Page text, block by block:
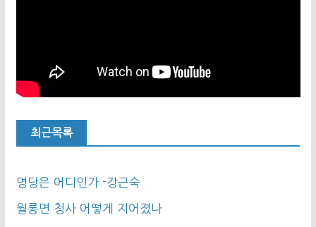
최근목록
명당은 어디인가 -강근숙
월롱면 청사 어떻게 지어졌나